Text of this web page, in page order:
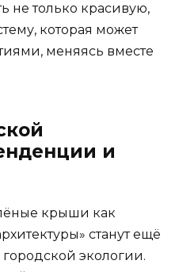
не только красивую,
которая может
меняясь вместе
и
крыши как
станут ещё
экологии.